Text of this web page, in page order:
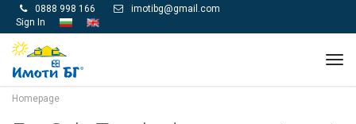
 0888 998 166 
imotibg@gmail.com
Sign In
Homepage